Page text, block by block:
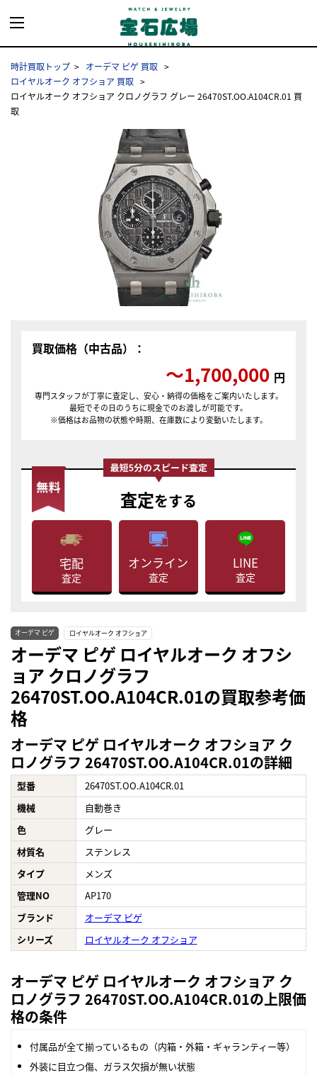
時計買取トップ
オーデマ ピゲ 買取
ロイヤルオーク オフショア 買取
ロイヤルオーク オフショア クロノグラフ グレー 26470ST.OO.A104CR.01 買
取
買取価格（中古品）：
〜1,700,000 円
専門スタッフが丁寧に査定し、安心・納得の価格をご案内いたします。
最短でその日のうちに現金でのお渡しが可能です。
※価格はお品物の状態や時期、在庫数により変動いたします。
査定をする
宅配
査定
オンライン
査定
LINE
査定
オーデマ ピゲ ロイヤルオーク オフショア
オーデマ ピゲ ロイヤルオーク オフシ
ョア クロノグラフ
26470ST.OO.A104CR.01の買取参考価
格
オーデマ ピゲ ロイヤルオーク オフショア ク
ロノグラフ 26470ST.OO.A104CR.01の詳細
型番
26470ST.OO.A104CR.01
機械
自動巻き
色
グレー
材質名
ステンレス
タイプ
メンズ
管理NO
AP170
ブランド
オーデマ ピゲ
シリーズ
ロイヤルオーク オフショア
オーデマ ピゲ ロイヤルオーク オフショア ク
ロノグラフ 26470ST.OO.A104CR.01の上限価
格の条件
付属品が全て揃っているもの（内箱・外箱・ギャランティー等）
外装に目立つ傷、ガラス欠損が無い状態